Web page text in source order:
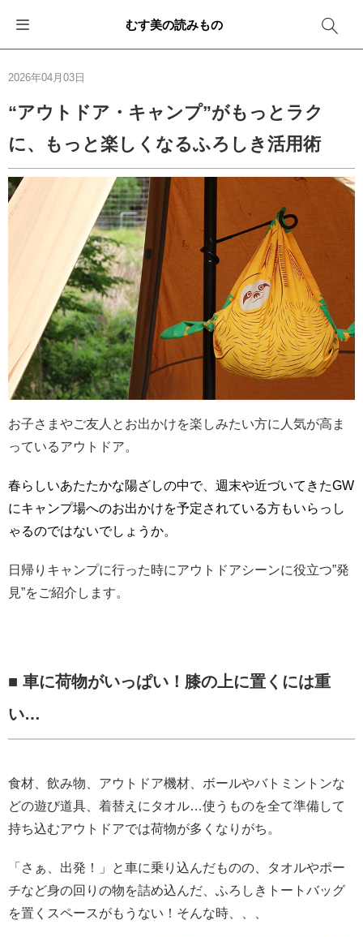
むす美の読みもの
2026年04月03日
“アウトドア・キャンプ”がもっとラク
に、もっと楽しくなるふろしき活用術
お子さまやご友人とお出かけを楽しみたい方に人気が高ま
っているアウトドア。
春らしいあたたかな陽ざしの中で、週末や近づいてきたGW
にキャンプ場へのお出かけを予定されている方もいらっし
ゃるのではないでしょうか。
日帰りキャンプに行った時にアウトドアシーンに役立つ”発
見”をご紹介します。
■ 車に荷物がいっぱい！膝の上に置くには重
い…
食材、飲み物、アウトドア機材、ボールやバトミントンな
どの遊び道具、着替えにタオル…使うものを全て準備して
持ち込むアウトドアでは荷物が多くなりがち。
「さぁ、出発！」と車に乗り込んだものの、タオルやポー
チなど身の回りの物を詰め込んだ、ふろしきトートバッグ
を置くスペースがもうない！そんな時、、、
イベント・キャンペーン
新商品
メディア情報
エコバッグ
おしゃれコーデバッグ
収納にもなるバッグ
箱を包む
お酒を包む
一番人気「花包み」
簡単「バッグアレンジ」
ファッション
インテリア
アウトドア
ママ・子育て
防災
卒業・入学
退職・異動
結婚
海外の方へ